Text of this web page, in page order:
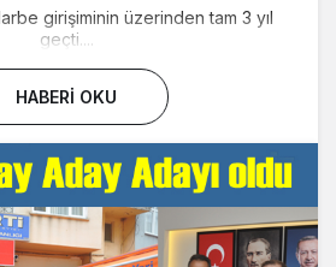
girişiminin üzerinden tam 3 yıl
geçti....
HABERI OKU